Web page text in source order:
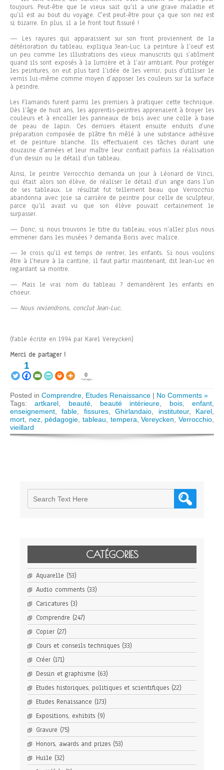
toujours. Peut-être que le vieux sait qu’il a une grave maladie et
qu’il est au bout du voyage. C’est peut-être pour ça que son nez est
si bizarre. En plus, il a le front tout fissuré !
— Les rayures qui apparaissent sur son front proviennent de la
détérioration du tableau, expliqua Jean-Luc. La peinture à l’oeuf est
un peu comme les illustrations des vieux manuscrits qui s’abîment
quand ils sont exposés à la lumière et à l’air ambiant. Pour protéger
les peintures, on eut plus tard l’idée de les vernir, puis d’utiliser le
vernis lui-même comme moyen d’apposer les couleurs sur la surface
à peindre.
Les Flamands furent parmi les premiers à pratiquer cette technique.
Dès l’âge de huit ans, les apprentis-peintres apprenaient à broyer les
couleurs et à encoller les panneaux de bois avec une colle à base
de peau de lapin. Ces derniers étaient ensuite enduits d’une
préparation composée de plâtre fin mêlé à une substance adhésive
et de peinture blanche. Ils effectuaient ces tâches durant une
douzaine d’années et leur maître leur confiait parfois la réalisation
d’un dessin ou le détail d’un tableau.
Ainsi, le peintre Verrocchio demanda un jour à Léonard de Vinci,
qui était alors son élève, de réaliser le détail d’un ange dans l’un
de ses tableaux. Le résultat fut tellement beau que Verrocchio
abandonna avec joie sa carrière de peintre pour celle de sculpteur,
parce qu’il avait vu que son élève pouvait certainement le
surpasser.
— Donc, si nous trouvons le titre du tableau, vous n’allez plus nous
emmener dans les musées ? demanda Boris avec malice.
— Je crois qu’il est temps de rentrer, les enfants. Si nous voulons
être à l’heure à la cantine, il faut partir maintenant, dit Jean-Luc en
regardant sa montre.
— Mais le vrai nom du tableau ? demandèrent les enfants en
choeur.
— Nous reviendrons, conclut Jean-Luc.
(fable écrite en 1994 par Karel Vereycken)
Merci de partager !
1
0
Partages
Posted in Comprendre, Etudes Renaissance | No Comments »
Tags:artkarel, beauté, beauté intérieure, bois,enfant,
enseignement,fable, fissures,Ghirlandaio, instituteur, Karel,
mort, nez, pédagogie,tableau, tempera,Vereycken,Verrocchio,
vieillard
CATÉGORIES
Aquarelle (53)
Audio comments (33)
Caricatures (3)
Comprendre (247)
Copier (27)
Cours et conseils techniques (33)
Créer (171)
Dessin et graphisme (63)
Etudes historiques, politiques et scientifiques (22)
Etudes Renaissance (173)
Expositions, exhibits (9)
Gravure (75)
Honors, awards and prizes (53)
Huile (32)